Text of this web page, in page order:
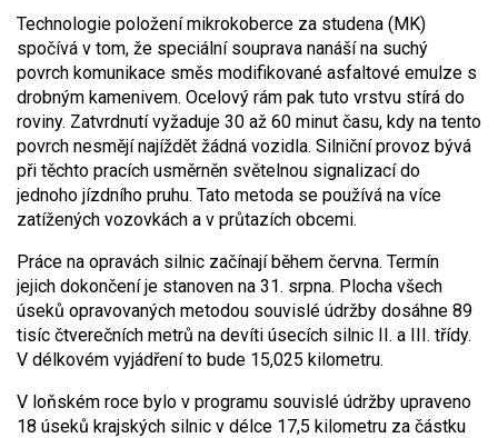
Technologie položení mikrokoberce za studena (MK)
spočívá v tom, že speciální souprava nanáší na suchý
povrch komunikace směs modifikované asfaltové emulze s
drobným kamenivem. Ocelový rám pak tuto vrstvu stírá do
roviny. Zatvrdnutí vyžaduje 30 až 60 minut času, kdy na tento
povrch nesmějí najíždět žádná vozidla. Silniční provoz bývá
při těchto pracích usměrněn světelnou signalizací do
jednoho jízdního pruhu. Tato metoda se používá na více
zatížených vozovkách a v průtazích obcemi.
Práce na opravách silnic začínají během června. Termín
jejich dokončení je stanoven na 31. srpna. Plocha všech
úseků opravovaných metodou souvislé údržby dosáhne 89
tisíc čtverečních metrů na devíti úsecích silnic II. a III. třídy.
V délkovém vyjádření to bude 15,025 kilometru.
V loňském roce bylo v programu souvislé údržby upraveno
18 úseků krajských silnic v délce 17,5 kilometru za částku